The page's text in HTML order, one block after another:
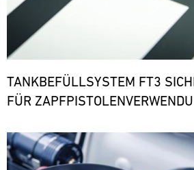
TANKBEFÜLLSYSTEM FT3
FÜR
Bild